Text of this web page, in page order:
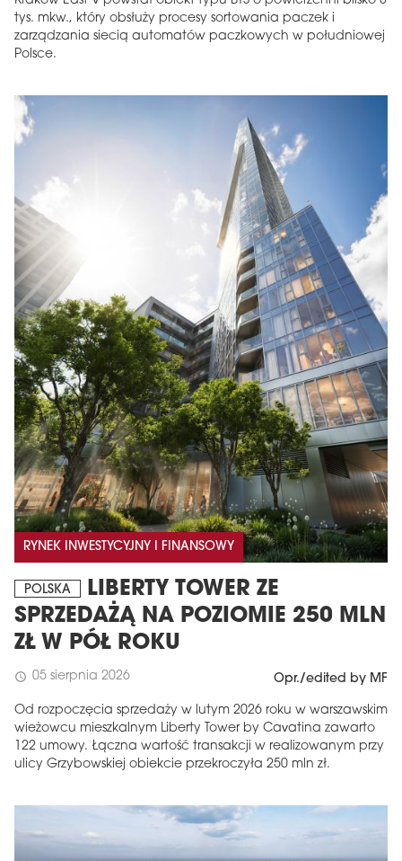
tys. mkw., który obsłuży procesy sortowania paczek i
zarządzania siecią automatów paczkowych w południowej
Polsce.
RYNEK INWESTYCYJNY I FINANSOWY
POLSKA
LIBERTY TOWER ZE
SPRZEDAŻĄ NA POZIOMIE 250 MLN
ZŁ W PÓŁ ROKU
schedule 05 sierpnia 2026 Opr./edited by MF
Od rozpoczęcia sprzedaży w lutym 2026 roku w warszawskim
wieżowcu mieszkalnym Liberty Tower by Cavatina zawarto
122 umowy. Łączna wartość transakcji w realizowanym przy
ulicy Grzybowskiej obiekcie przekroczyła 250 mln zł.